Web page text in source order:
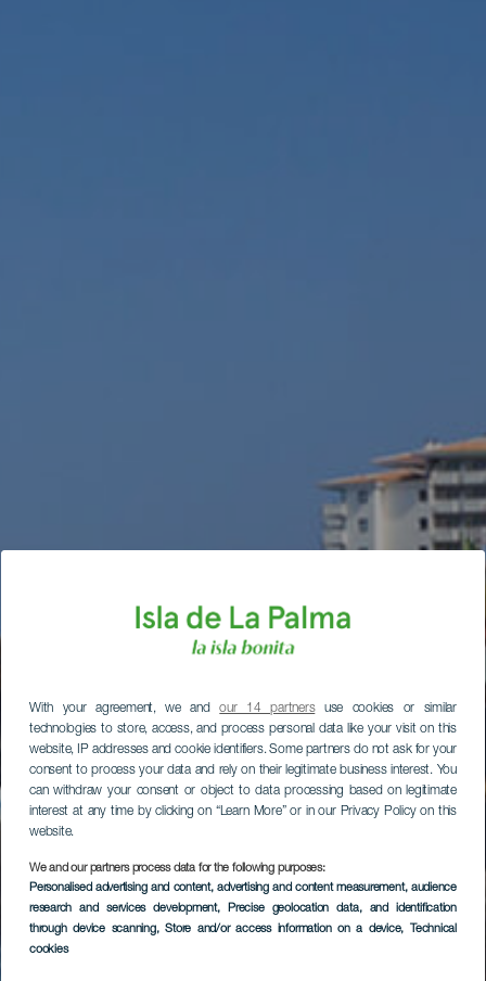
With your agreement, we andour 14 partnersuse cookies or similar
technologies to store, access, and process personal data like your visit on this
website, IP addresses and cookie identifiers. Some partners do not ask for your
consent to process your data and rely on their legitimate business interest. You
can withdraw your consent or object to data processing based on legitimate
interest at any time by clicking on “Learn More” or in our Privacy Policy on this
website.
We and our partners process data for the following purposes:
Personalised advertising and content, advertising and content measurement, audience
research and services development, Precise geolocation data, and identification
through device scanning, Store and/or access information on a device, Technical
cookies